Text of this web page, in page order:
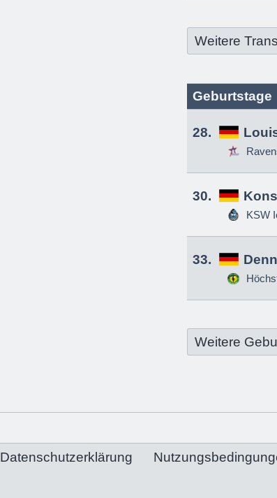
Weitere
Geburtstage
28.
30.
KSW
33.
Weitere
Datenschutzerklärung